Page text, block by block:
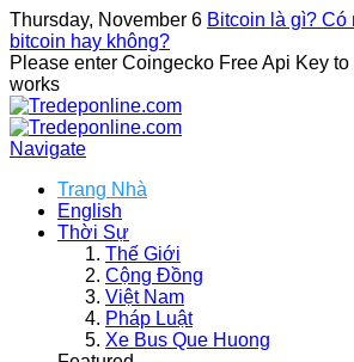
Thursday, November 6 Bitcoin là gì? Có
bitcoin hay không?
Please enter Coingecko Free Api Key
works
Navigate
Trang Nhà
English
Thời Sự
Thế Giới
Cộng Đồng
Việt Nam
Pháp Luật
Xe Bus Que Huong